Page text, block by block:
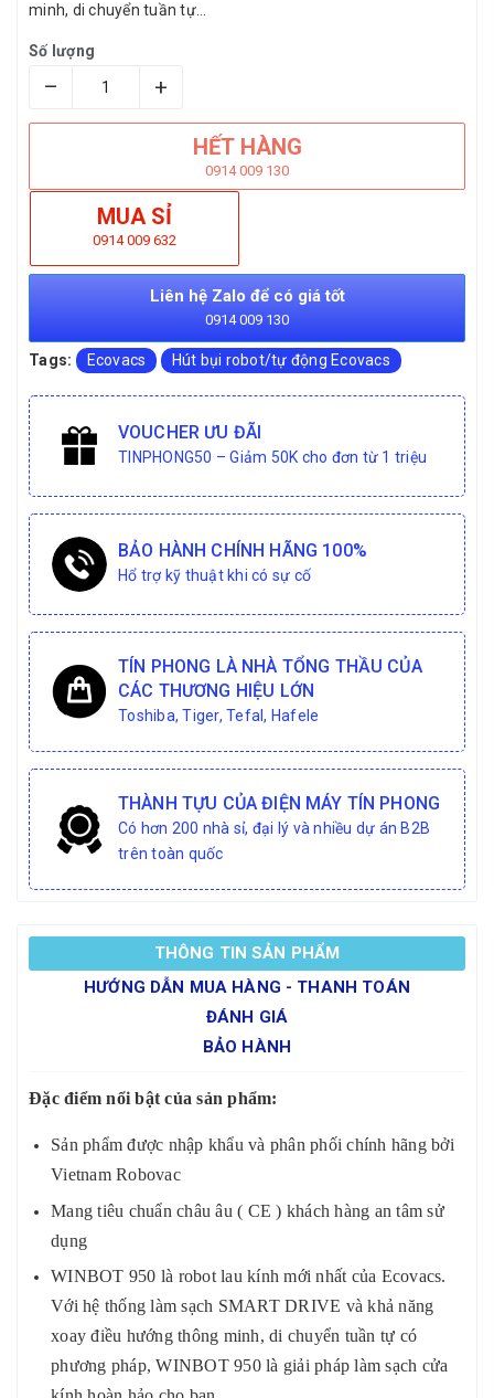
minh, di chuyển tuần tự...
Số lượng
– +
HẾT HÀNG
0914 009 130
MUA SỈ
0914 009 632
Liên hệ Zalo để có giá tốt
0914 009 130
Tags: Ecovacs Hút bụi robot/tự động Ecovacs
VOUCHER ƯU ĐÃI
TINPHONG50 – Giảm 50K cho đơn từ 1 triệu
BẢO HÀNH CHÍNH HÃNG 100%
Hổ trợ kỹ thuật khi có sự cố
TÍN PHONG LÀ NHÀ TỔNG THẦU CỦA
CÁC THƯƠNG HIỆU LỚN
Toshiba, Tiger, Tefal, Hafele
THÀNH TỰU CỦA ĐIỆN MÁY TÍN PHONG
Có hơn 200 nhà sỉ, đại lý và nhiều dự án B2B
trên toàn quốc
THÔNG TIN SẢN PHẨM
HƯỚNG DẪN MUA HÀNG - THANH TOÁN
ĐÁNH GIÁ
BẢO HÀNH
Đặc điểm nổi bật của sản phẩm:
Sản phẩm được nhập khẩu và phân phối chính hãng bởi
Vietnam Robovac
Mang tiêu chuẩn châu âu ( CE ) khách hàng an tâm sử
dụng
WINBOT 950 là robot lau kính mới nhất của Ecovacs.
Với hệ thống làm sạch SMART DRIVE và khả năng
xoay điều hướng thông minh, di chuyển tuần tự có
phương pháp, WINBOT 950 là giải pháp làm sạch cửa